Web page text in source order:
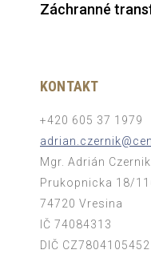
Záchranné
KONTAKT
+420 605 37 1979
Mgr. Adrián Czernik
Prukopnicka 18/
74720 Vresina
IČ 74084313
DIČ CZ7804105452